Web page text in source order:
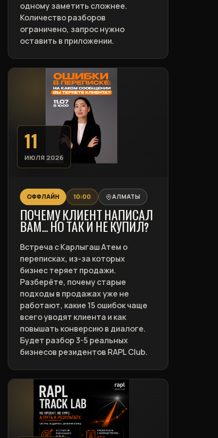
одному заметить сложнее.
Количество разборов
ограничено, запрос нужно
оставить в приложении.
11
ИЮЛЯ 2026
ОФФЛАЙН 10:00 АЛМАТЫ
ПОЧЕМУ КЛИЕНТ НАПИСАЛ
ВАМ… НО ТАК И НЕ КУПИЛ?
Встреча с Карлыгаш Атем о
переписках, из-за которых
бизнес теряет продажи.
Разберёте, почему старые
подходы в продажах уже не
работают, какие 15 ошибок чаще
всего уводят клиента и как
повышать конверсию в диалоге.
Будет разбор 3-5 реальных
бизнесов резидентов RAPL Club.